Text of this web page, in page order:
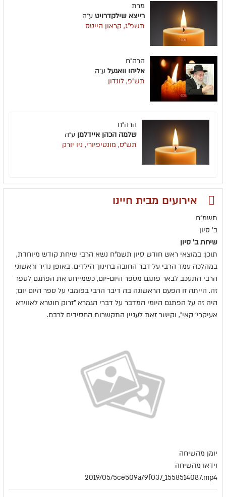
מרת
רייצא שילקדרויט ע״ה
תשפ"ג, קראון הייטס
הרה"ח
אליהו וואגעל ע״ה
תש"פ, לונדון
הרה"ח
שלמה הכהן איידלמן ע״ה
תש"ס, מונטיפיורי, ניו יורק
אירועים מבית חיינו
תשמ"ח
ב' סיון
שיחת ב' סיון
תוכן: במוצאי ראש חודש סיון תשמ"ח נשא הרבי שיחת קודש מיוחדת,
במהלכה עמד הרבי על דבר החובה בחינוך הילדים. באופן נדיר וראשוני
הרבי התעכב לבאר פתגם מספר היום-יום, כשמייחס את הפתגם לספר
זה. הייתה זו הפעם הראשונה בה דיבר הרבי בפומבי על ספר היום יום;
היה זה על הפתגם היומי המדבר על דברי הגמרא "זרוק חוטרא לאווירא
אעיקרי' קאי", וקישר זאת לעניין התקשרות החסידים לרבם.
יומן מהשיחה
וידאו מהשיחה
2019/05/5ce509a79f037_1558514087.mp4